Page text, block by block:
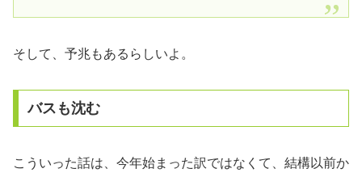
そして、予兆もあるらしいよ。
バスも沈む
こういった話は、今年始まった訳ではなくて、結構以前か